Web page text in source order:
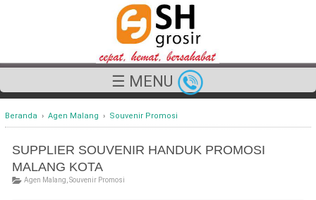
☰ MENU
Beranda › Agen Malang › Souvenir Promosi
SUPPLIER SOUVENIR HANDUK PROMOSI
MALANG KOTA
Agen Malang Souvenir Promosi